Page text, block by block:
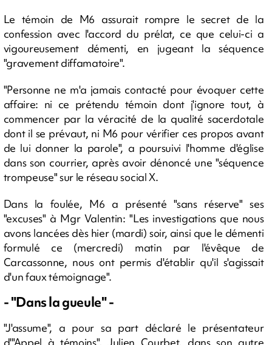
Le témoin de M6 assurait rompre le secret de la
confession avec l'accord du prélat, ce que celui-ci a
vigoureusement démenti, en jugeant la séquence
"gravement diffamatoire".
"Personne ne m'a jamais contacté pour évoquer cette
affaire: ni ce prétendu témoin dont j'ignore tout, à
commencer par la véracité de la qualité sacerdotale
dont il se prévaut, ni M6 pour vérifier ces propos avant
de lui donner la parole", a poursuivi l'homme d'église
dans son courrier, après avoir dénoncé une "séquence
trompeuse" sur le réseau social X.
Dans la foulée, M6 a présenté "sans réserve" ses
"excuses" à Mgr Valentin: "Les investigations que nous
avons lancées dès hier (mardi) soir, ainsi que le démenti
formulé ce (mercredi) matin par l'évêque de
Carcassonne, nous ont permis d'établir qu'il s'agissait
d'un faux témoignage".
- "Dans la gueule" -
"J'assume", a pour sa part déclaré le présentateur
d'"Appel à témoins", Julien Courbet, dans son autre